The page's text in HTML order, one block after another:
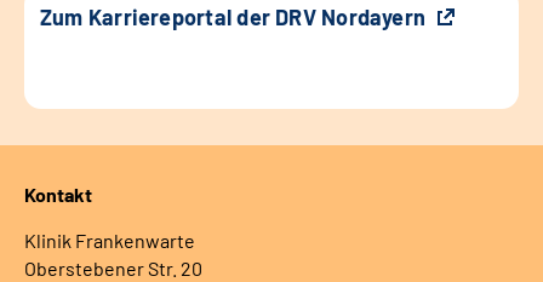
Zum Karriereportal der DRV Nordayern
Kontakt
Klinik Frankenwarte
Oberstebener Str. 20